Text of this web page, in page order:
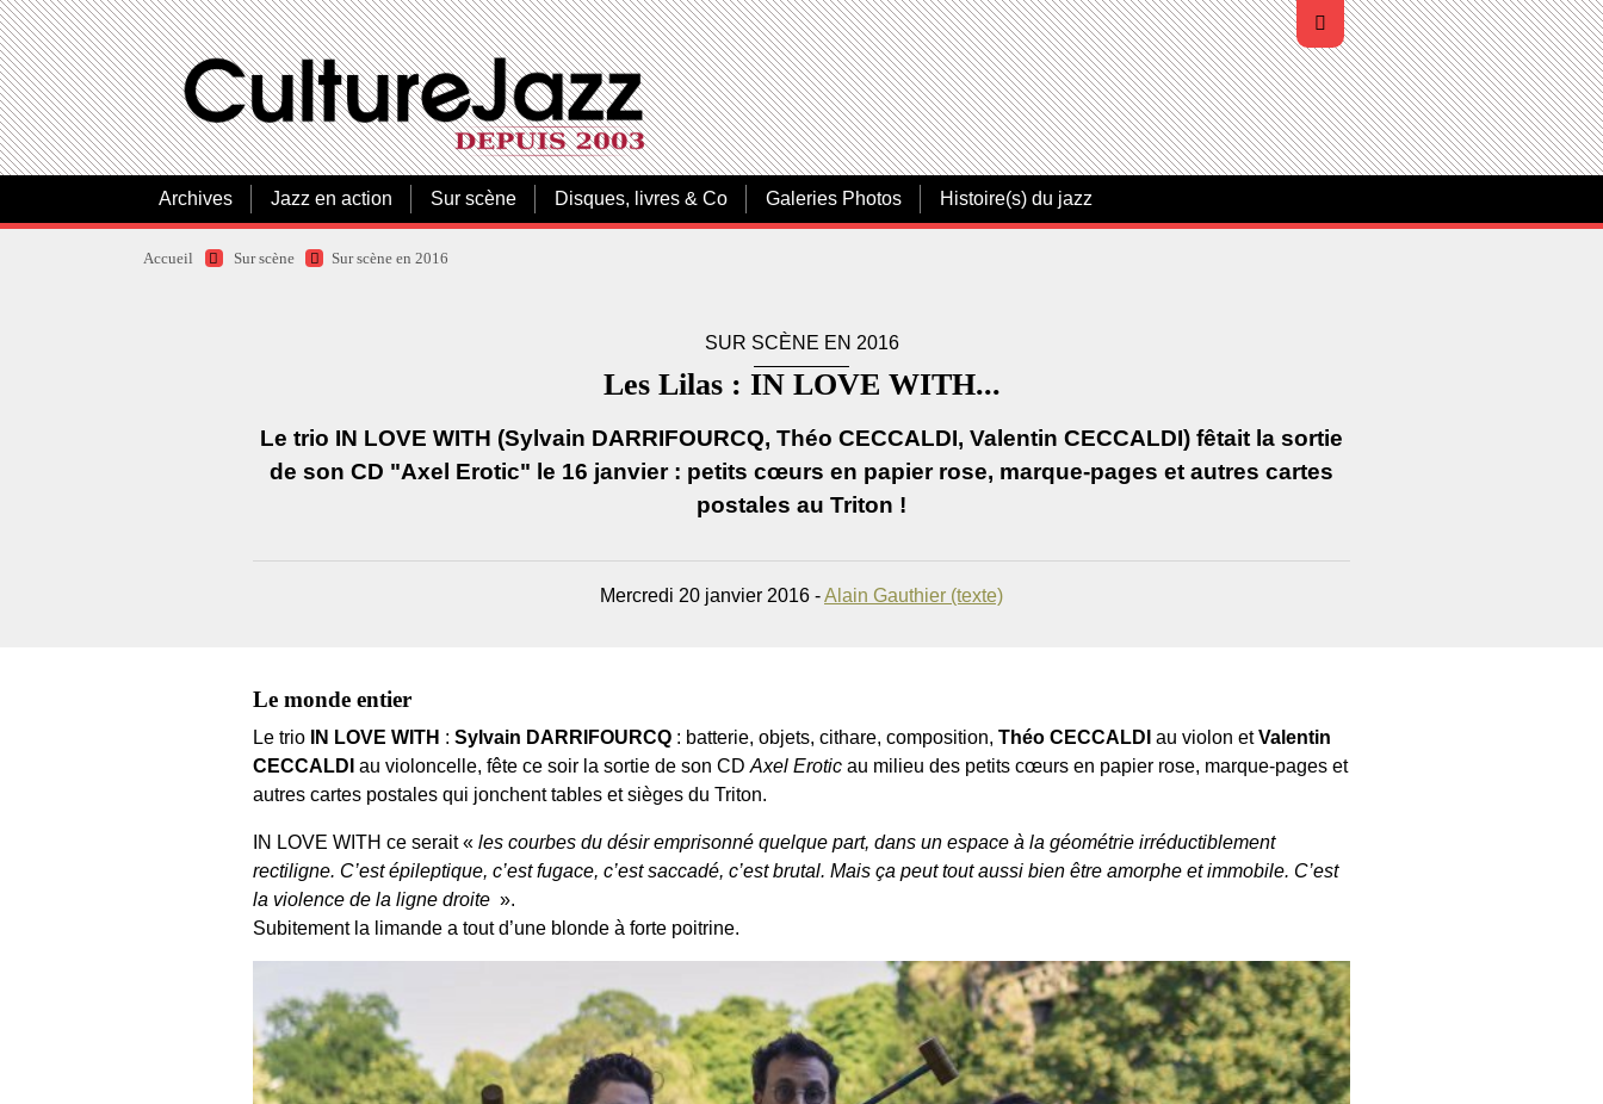
Archives Jazz en action Sur scène Disques, livres & Co Galeries Photos Histoire(s) du jazz
Accueil Sur scène Sur scène en 2016
SUR SCÈNE EN 2016
Les Lilas : IN LOVE WITH...
Le trio IN LOVE WITH (Sylvain DARRIFOURCQ, Théo CECCALDI, Valentin CECCALDI) fêtait la sortie
de son CD "Axel Erotic" le 16 janvier : petits cœurs en papier rose, marque-pages et autres cartes
postales au Triton !
Mercredi 20 janvier 2016 -Alain Gauthier (texte)
Le monde entier
Le trio IN LOVE WITH : Sylvain DARRIFOURCQ : batterie, objets, cithare, composition, Théo CECCALDI au violon etValentin
CECCALDI au violoncelle, fête ce soir la sortie de son CD Axel Erotic au milieu des petits cœurs en papier rose, marque-pages et
autres cartes postales qui jonchent tables et sièges du Triton.
IN LOVE WITH ce serait « les courbes du désir emprisonné quelque part, dans un espace à la géométrie irréductiblement
rectiligne. C’est épileptique, c’est fugace, c’est saccadé, c’est brutal. Mais ça peut tout aussi bien être amorphe et immobile. C’est
la violence de la ligne droite ».
Subitement la limande a tout d’une blonde à forte poitrine.